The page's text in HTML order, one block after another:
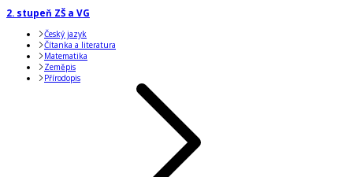
2. stupeň ZŠ a VG
Český jazyk
Čítanka a literatura
Matematika
Zeměpis
Přírodopis